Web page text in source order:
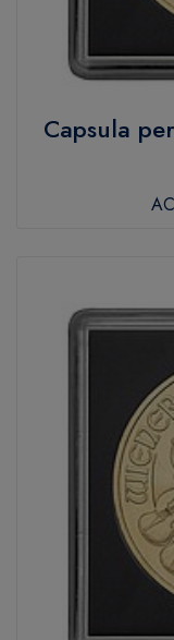
Capsula